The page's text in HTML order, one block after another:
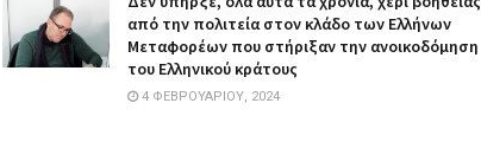
από την πολιτεία στον κλάδο των Ελλήνων
Μεταφορέων που στήριξαν την ανοικοδόμηση
του Ελληνικού κράτους
4 ΦΕΒΡΟΥΑΡΊΟΥ, 2024